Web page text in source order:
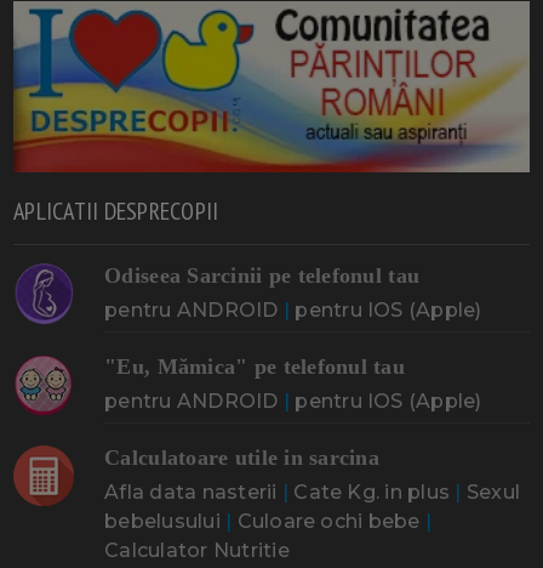
APLICATII DESPRECOPII
Odiseea Sarcinii pe telefonul tau
pentru ANDROID | pentru IOS (Apple)
"Eu, Mămica" pe telefonul tau
pentru ANDROID | pentru IOS (Apple)
Calculatoare utile in sarcina
Afla data nasterii | Cate Kg. in plus | Sexul
bebelusului | Culoare ochi bebe |
Calculator Nutritie